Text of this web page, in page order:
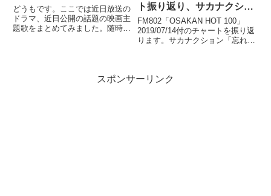
どうもです。ここでは近日放送の
ドラマ、近日公開の話題の映画主
題歌をまとめてみました。随時更
ト振り返り、サカナクショ
ン「忘れられないの」を脅
かす曲が現れた？一体誰？
FM802「OSAKAN HOT 100」
2019/07/14付のチャートを振り返
ります。サカナクション「忘れら
か？ぜひご覧ください。どうもで
スポンサーリンク